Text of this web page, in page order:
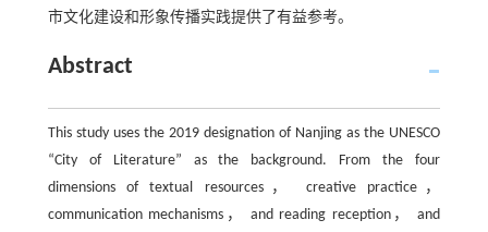
市文化建设和形象传播实践提供了有益参考。
Abstract
This study uses the 2019 designation of Nanjing as the UNESCO
“City of Literature” as the background. From the four
dimensions of textual resources， creative practice，
communication mechanisms， and reading reception， and